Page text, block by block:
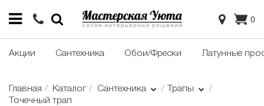
0
Акции Сантехника Обои/Фрески Латунные
Главная Каталог Сантехника
Трапы
Точечный трап